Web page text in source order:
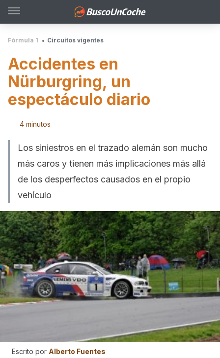
Fórmula 1 Circuitos vigentes
Accidentes en
Nürburgring, un
espectáculo diario
4 minutos
Los siniestros en el trazado alemán son mucho
más caros y tienen más implicaciones más allá
de los desperfectos causados en el propio
vehículo
Escrito por Alberto Fuentes